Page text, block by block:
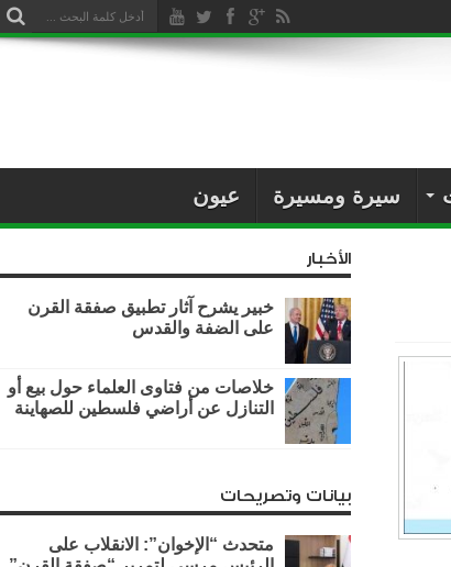
للصهاينة
سيرة ومسيرة عيون
الأخبار
خبير يشرح آثار تطبيق صفقة القرن
على الضفة والقدس
خلاصات من فتاوى العلماء حول بيع أو
التنازل عن أراضي فلسطين للصهاينة
بيانات وتصريحات
متحدث “الإخوان”: الانقلاب على